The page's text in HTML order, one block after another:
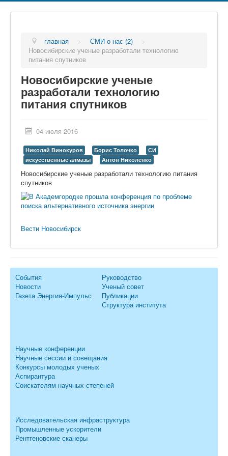
главная > СМИ о нас (2)
>
Новосибирские ученые разработали технологию
питания спутников
Новосибирские ученые
разработали технологию
питания спутников
04 июля 2016
Николай Винокуров Борис Толочко
СИ
искусственные алмазы
Антон Николенко
Новосибирские ученые разработали технологию питания
спутников
Вести Новосибирск
События
Новости
Газета Энергия-Импульс
Руководство
Ученый совет
Публикации
Структура института
Научные конференции
Научные сессии и совещания
Конкурсы молодых ученых
Аспирантура
Соискателям научных степеней
Исследовательская инфраструктура
Промышленные ускорители
Рентгеновские сканеры